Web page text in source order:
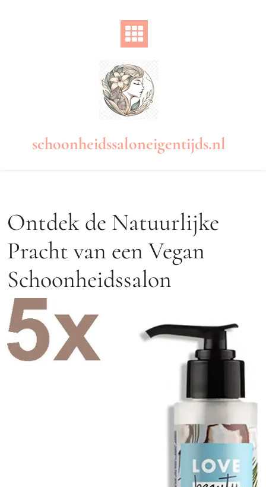
schoonheidssaloneigentijds.nl
Ontdek de Natuurlijke
Pracht van een Vegan
Schoonheidssalon